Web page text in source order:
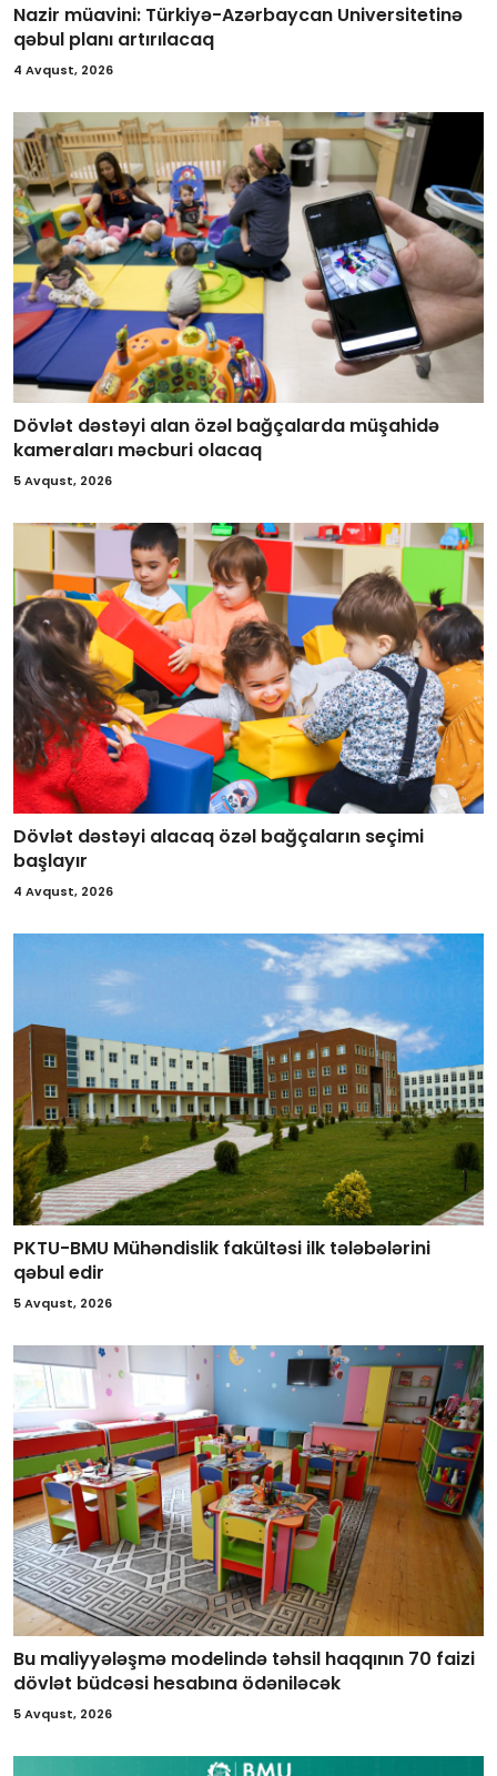
Nazir müavini: Türkiyə-Azərbaycan Universitetinə
qəbul planı artırılacaq
4 Avqust, 2026
Dövlət dəstəyi alan özəl bağçalarda müşahidə
kameraları məcburi olacaq
5 Avqust, 2026
Dövlət dəstəyi alacaq özəl bağçaların seçimi
başlayır
4 Avqust, 2026
PKTU-BMU Mühəndislik fakültəsi ilk tələbələrini
qəbul edir
5 Avqust, 2026
Bu maliyyələşmə modelində təhsil haqqının 70 faizi
dövlət büdcəsi hesabına ödəniləcək
5 Avqust, 2026